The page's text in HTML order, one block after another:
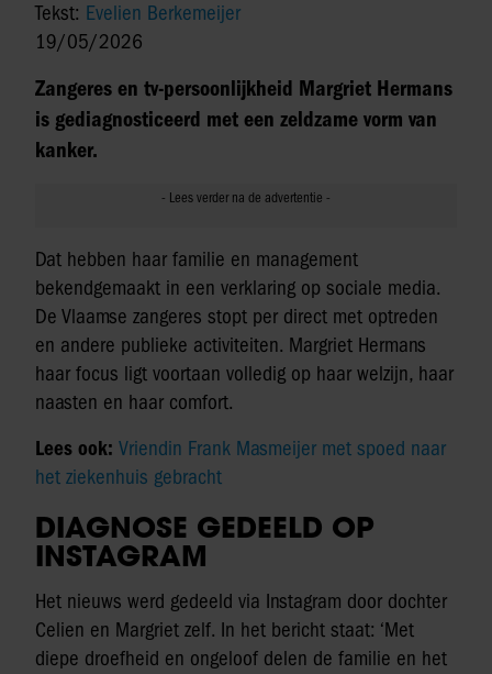
Tekst: Evelien Berkemeijer
19/05/2026
Zangeres en tv-persoonlijkheid Margriet Hermans
is gediagnosticeerd met een zeldzame vorm van
kanker.
Dat hebben haar familie en management
bekendgemaakt in een verklaring op sociale media.
De Vlaamse zangeres stopt per direct met optreden
en andere publieke activiteiten. Margriet Hermans
haar focus ligt voortaan volledig op haar welzijn, haar
naasten en haar comfort.
Lees ook: Vriendin Frank Masmeijer met spoed naar
het ziekenhuis gebracht
DIAGNOSE GEDEELD OP
INSTAGRAM
Het nieuws werd gedeeld via Instagram door dochter
Celien en Margriet zelf. In het bericht staat: ‘Met
diepe droefheid en ongeloof delen de familie en het